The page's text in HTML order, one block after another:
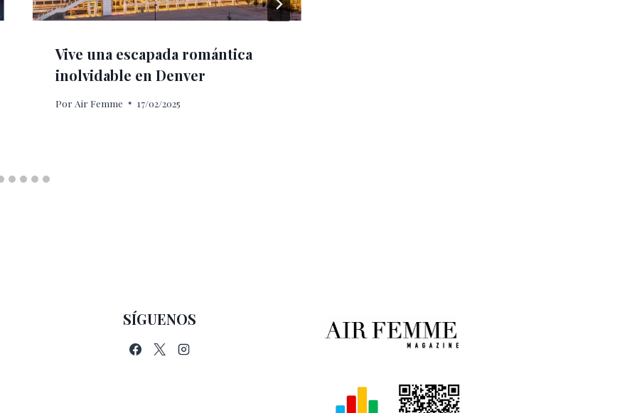
Vive una escapada romántica
inolvidable en Denver
Por Air Femme 17/02/2025
SÍGUENOS